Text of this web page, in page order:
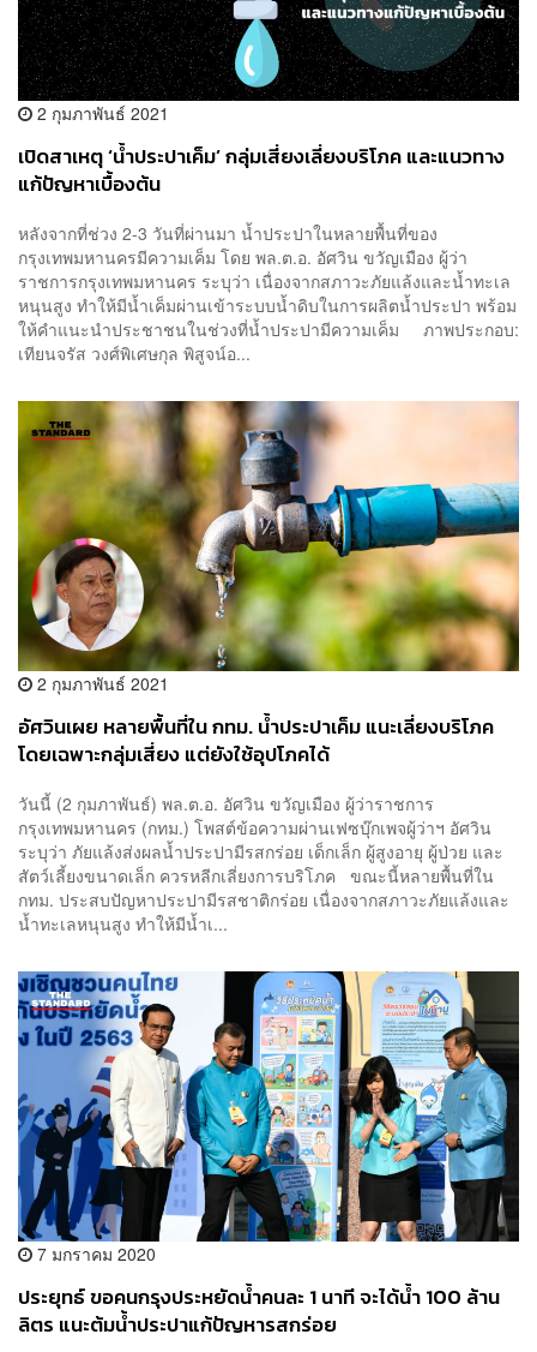
2 กุมภาพันธ์ 2021
เปิดสาเหตุ ‘น้ำประปาเค็ม’ กลุ่มเสี่ยงเลี่ยงบริโภค และแนวทาง
แก้ปัญหาเบื้องต้น
หลังจากที่ช่วง 2-3 วันที่ผ่านมา น้ำประปาในหลายพื้นที่ของ
กรุงเทพมหานครมีความเค็ม โดย พล.ต.อ. อัศวิน ขวัญเมือง ผู้ว่า
ราชการกรุงเทพมหานคร ระบุว่า เนื่องจากสภาวะภัยแล้งและน้ำทะเล
หนุนสูง ทำให้มีน้ำเค็มผ่านเข้าระบบน้ำดิบในการผลิตน้ำประปา พร้อม
ให้คำแนะนำประชาชนในช่วงที่น้ำประปามีความเค็ม ภาพประกอบ:
เทียนจรัส วงศ์พิเศษกุล พิสูจน์อ...
2 กุมภาพันธ์ 2021
อัศวินเผย หลายพื้นที่ใน กทม. น้ำประปาเค็ม แนะเลี่ยงบริโภค
โดยเฉพาะกลุ่มเสี่ยง แต่ยังใช้อุปโภคได้
วันนี้ (2 กุมภาพันธ์) พล.ต.อ. อัศวิน ขวัญเมือง ผู้ว่าราชการ
กรุงเทพมหานคร (กทม.) โพสต์ข้อความผ่านเฟซบุ๊กเพจผู้ว่าฯ อัศวิน
ระบุว่า ภัยแล้งส่งผลน้ำประปามีรสกร่อย เด็กเล็ก ผู้สูงอายุ ผู้ป่วย และ
สัตว์เลี้ยงขนาดเล็ก ควรหลีกเลี่ยงการบริโภค ขณะนี้หลายพื้นที่ใน
กทม. ประสบปัญหาประปามีรสชาติกร่อย เนื่องจากสภาวะภัยแล้งและ
น้ำทะเลหนุนสูง ทำให้มีน้ำเ...
7 มกราคม 2020
ประยุทธ์ ขอคนกรุงประหยัดน้ำคนละ 1 นาที จะได้น้ำ 100 ล้าน
ลิตร แนะต้มน้ำประปาแก้ปัญหารสกร่อย